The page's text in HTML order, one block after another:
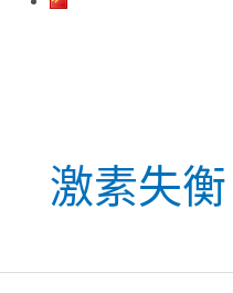
激素失衡